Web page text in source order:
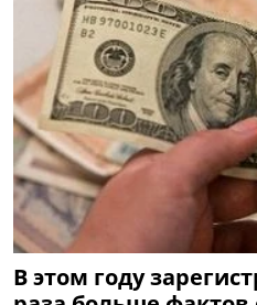
В этом году